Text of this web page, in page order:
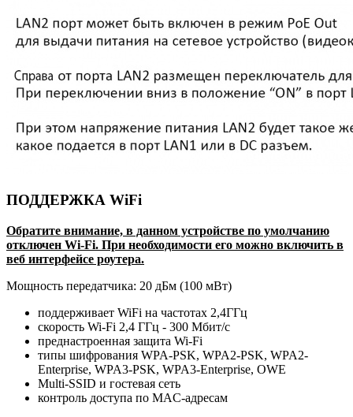
ПОДДЕРЖКА WiFi
Обратите внимание, в данном устройстве по умолчанию
отключен Wi-Fi. При необходимости его можно включить в
веб интерфейсе роутера.
Мощность передатчика: 20 дБм (100 мВт)
поддерживает WiFi на частотах 2,4ГГц
скорость Wi-Fi 2,4 ГГц - 300 Мбит/с
преднастроенная защита Wi-Fi
типы шифрования WPA-PSK, WPA2-PSK, WPA2-
Enterprise, WPA3-PSK, WPA3-Enterprise, OWE
Multi-SSID и гостевая сеть
контроль доступа по MAC-адресам